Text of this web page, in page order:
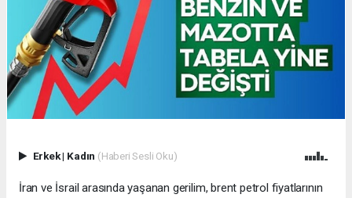
Erkek| Kadın (Haberi Sesli Oku)
İran ve İsrail arasında yaşanan gerilim, brent petrol fiyatlarının